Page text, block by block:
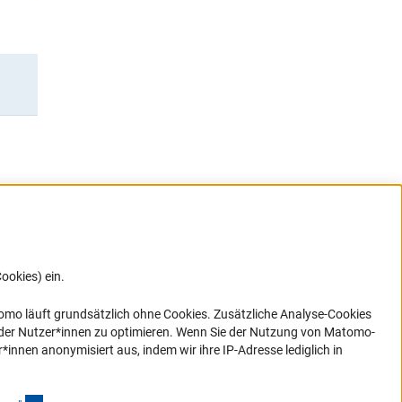
ein.
Link)
läuft grundsätzlich ohne Cookies. Zusätzliche Analyse-Cookies
Nutzer*innen zu optimieren. Wenn Sie der Nutzung von Matomo-
anonymisiert aus, indem wir ihre IP-Adresse lediglich in